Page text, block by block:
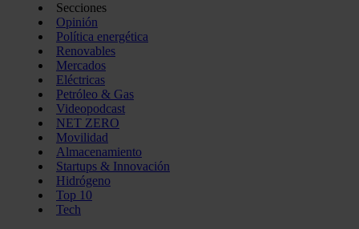
Secciones
Opinión
Política energética
Renovables
Mercados
Eléctricas
Petróleo & Gas
Videopodcast
NET ZERO
Movilidad
Almacenamiento
Startups & Innovación
Hidrógeno
Top 10
Tech